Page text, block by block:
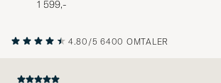
1 599,-
4.80/5 6400 OMTALER